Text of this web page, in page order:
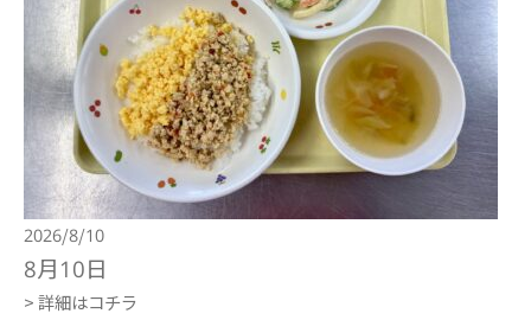
2026/8/10
8月10日
> 詳細はコチラ